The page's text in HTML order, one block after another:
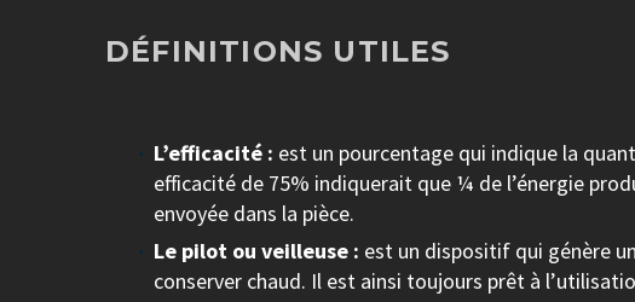
DÉFINITIONS UTILES
L’efficacité : est un pourcentage qui indique la
efficacité de 75% indiquerait que ¼ de l’énergie
envoyée dans la pièce.
Le pilot ou veilleuse : est un dispositif qui génère
conserver chaud. Il est ainsi toujours prêt à